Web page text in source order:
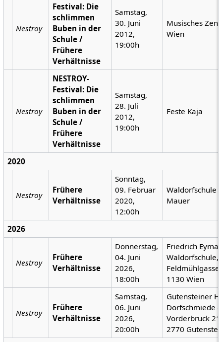
Nestroy
Festival: Die
schlimmen
Buben in der
Schule /
Frühere
Verhältnisse
Samstag,
30. Juni
2012,
19:00h
Musisches
Wien
Nestroy
NESTROY-
Festival: Die
schlimmen
Buben in der
Schule /
Frühere
Verhältnisse
Samstag,
28. Juli
2012,
19:00h
Feste Kaja
2020
Nestroy
Frühere
Verhältnisse
Sonntag,
09. Februar
2020,
12:00h
Waldorfschule
Mauer
2026
Nestroy
Frühere
Verhältnisse
Donnerstag,
04. Juni
2026,
18:00h
Friedrich
Waldorfschule,
Feldmühlgasse
1130 Wien
Nestroy
Frühere
Verhältnisse
Samstag,
06. Juni
2026,
20:00h
Gutensteiner
Dorfschmiede
Vorderbruck
2770